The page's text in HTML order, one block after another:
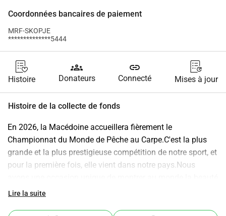
Coordonnées bancaires de paiement
MRF-SKOPJE
**************5444
Histoire
groups
Donateurs
link
Connecté Mises à jour
Histoire de la collecte de fonds
En 2026, la Macédoine accueillera fièrement le
Championnat du Monde de Pêche au Carpe.C'est la plus
grande et la plus prestigieuse compétition de notre sport, et
pour la première fois, elle vient dans notre pays.Nous
de nos eaux, notre nature, notre hospitalité et notre passion
Lire la suite